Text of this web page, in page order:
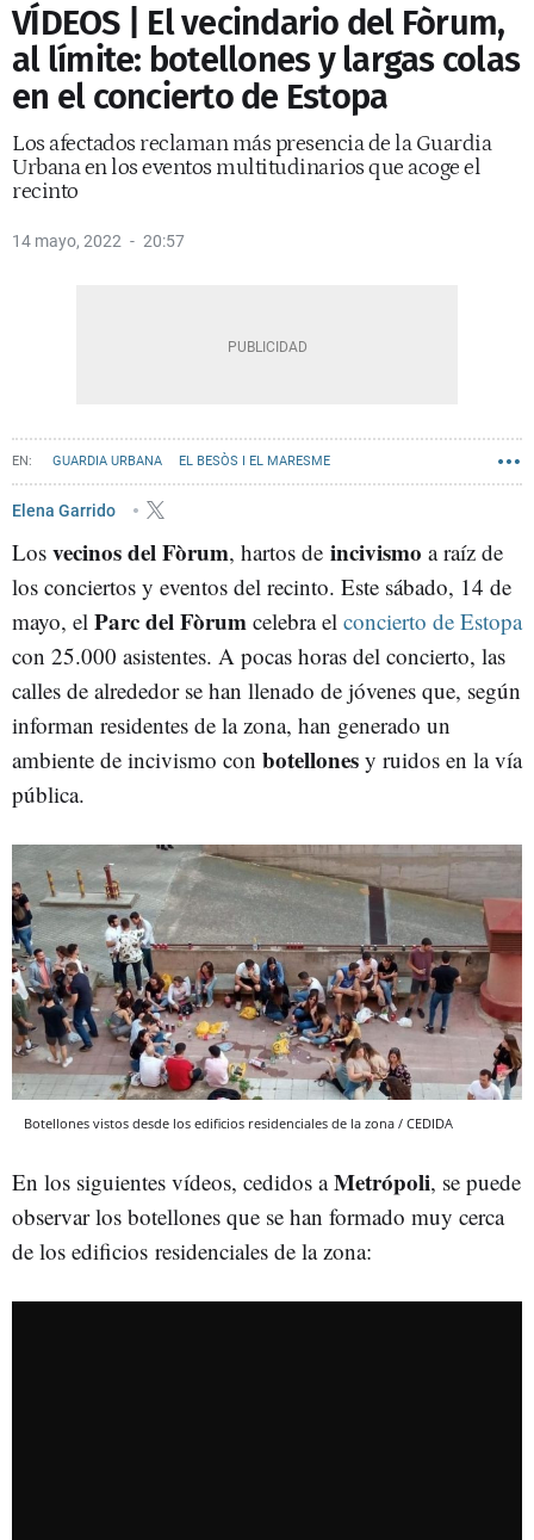
VÍDEOS | El vecindario del Fòrum,
al límite: botellones y largas colas
en el concierto de Estopa
Los afectados reclaman más presencia de la Guardia
Urbana en los eventos multitudinarios que acoge el
recinto
14 mayo, 2022 20:57
GUARDIA URBANA EL BESÒS I EL MARESME
BOTELLONES BARCELONA
Elena Garrido
Los vecinos del Fòrum, hartos de incivismo a raíz de
los conciertos y eventos del recinto. Este sábado, 14 de
mayo, el Parc del Fòrum celebra el concierto de Estopa
con 25.000 asistentes. A pocas horas del concierto, las
calles de alrededor se han llenado de jóvenes que, según
informan residentes de la zona, han generado un
ambiente de incivismo con botellones y ruidos en la vía
pública.
Botellones vistos desde los edificios residenciales de la zona / CEDIDA
En los siguientes vídeos, cedidos aMetrópoli, se puede
observar los botellones que se han formado muy cerca
de los edificios residenciales de la zona: